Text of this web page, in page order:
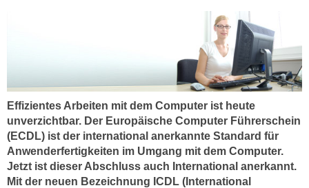
Effizientes Arbeiten mit dem Computer ist heute
unverzichtbar. Der Europäische Computer Führerschein
(ECDL) ist der international anerkannte Standard für
Anwenderfertigkeiten im Umgang mit dem Computer.
Jetzt ist dieser Abschluss auch International anerkannt.
Mit der neuen Bezeichnung ICDL (International
o
k
i
e
s
e